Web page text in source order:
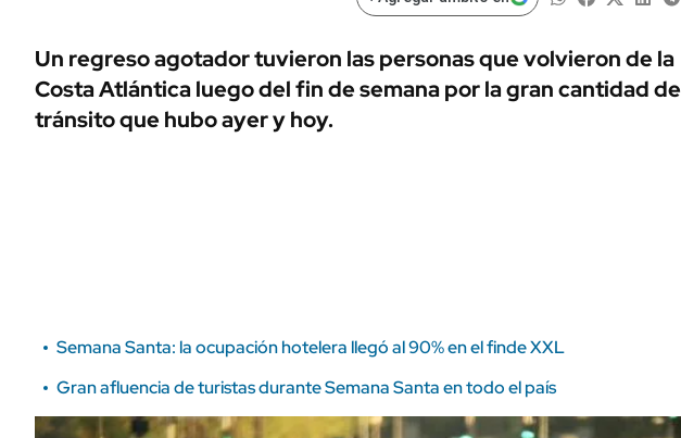
URUGUAY
AUTOS
Un regreso agotador tuvieron las personas que volvieron de la
Costa Atlántica luego del fin de semana por la gran cantidad de
tránsito que hubo ayer y hoy.
Semana Santa: la ocupación hotelera llegó al 90% en el finde XXL
Gran afluencia de turistas durante Semana Santa en todo el país